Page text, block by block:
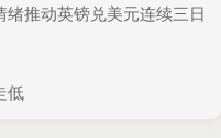
推动英镑兑美元连续三日
低